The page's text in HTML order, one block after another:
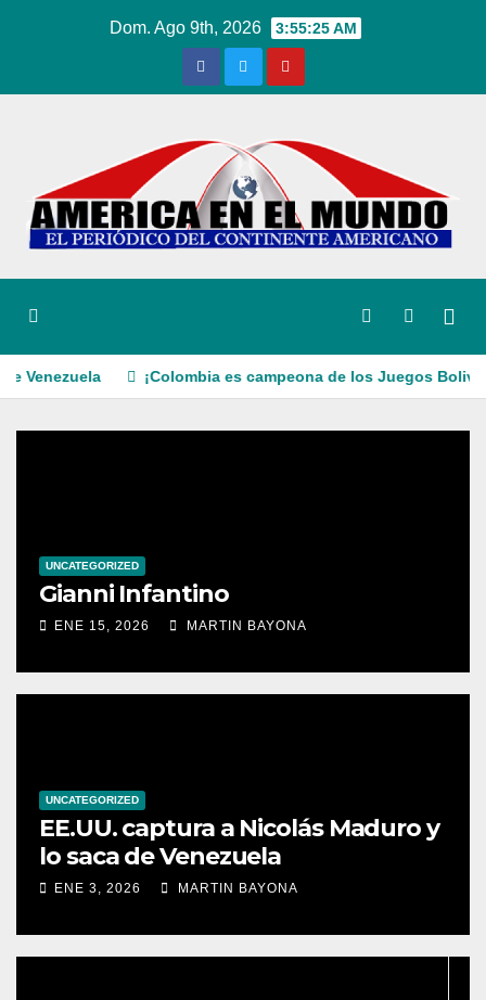
Dom. Ago 9th, 2026 3:55:26 AM
¡Colombia es campeona de los Juegos Bolivarianos
UNCATEGORIZED
Gianni Infantino
ENE 15, 2026 MARTIN BAYONA
UNCATEGORIZED
EE.UU. captura a Nicolás Maduro y
lo saca de Venezuela
ENE 3, 2026 MARTIN BAYONA